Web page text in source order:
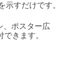
すだけです。
、ポスター広
きます。